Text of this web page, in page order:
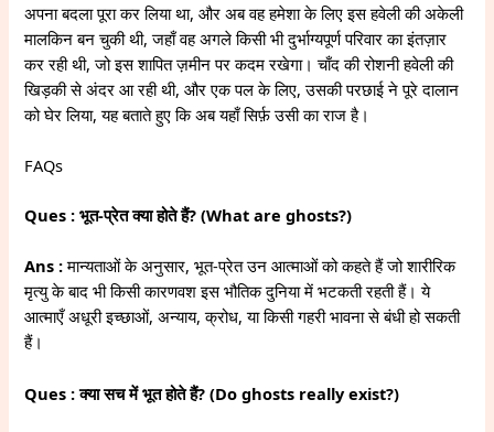
अपना बदला पूरा कर लिया था, और अब वह हमेशा के लिए इस हवेली की अकेली
मालकिन बन चुकी थी, जहाँ वह अगले किसी भी दुर्भाग्यपूर्ण परिवार का इंतज़ार
कर रही थी, जो इस शापित ज़मीन पर कदम रखेगा। चाँद की रोशनी हवेली की
खिड़की से अंदर आ रही थी, और एक पल के लिए, उसकी परछाई ने पूरे दालान
को घेर लिया, यह बताते हुए कि अब यहाँ सिर्फ़ उसी का राज है।
FAQs
Ques : भूत-प्रेत क्या होते हैं? (What are ghosts?)
Ans :मान्यताओं के अनुसार, भूत-प्रेत उन आत्माओं को कहते हैं जो शारीरिक
मृत्यु के बाद भी किसी कारणवश इस भौतिक दुनिया में भटकती रहती हैं। ये
आत्माएँ अधूरी इच्छाओं, अन्याय, क्रोध, या किसी गहरी भावना से बंधी हो सकती
हैं।
Ques : क्या सच में भूत होते हैं? (Do ghosts really exist?)